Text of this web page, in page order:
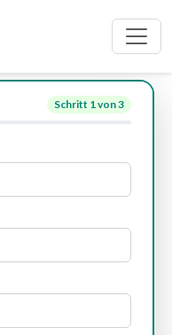
Schritt 1von 3